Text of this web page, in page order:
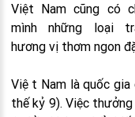
Việt Nam cũng có
mình những loại
hương vị thơm ngon
Việt Nam là quốc
thế kỷ 9). Việc